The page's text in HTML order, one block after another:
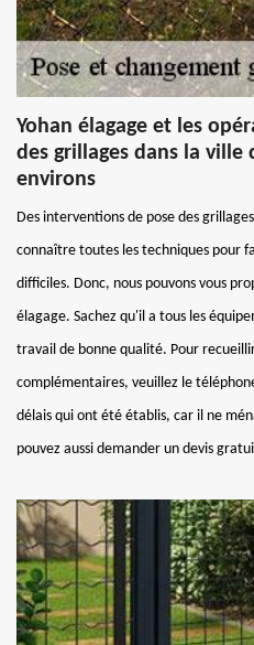
Yohan élagage et les
des grillages dans la ville
environs
Des interventions de pose des
connaître toutes les techniques pour
difficiles. Donc, nous pouvons vous
élagage. Sachez qu'il a tous les
travail de bonne qualité. Pour
complémentaires, veuillez le
délais qui ont été établis, car il ne
pouvez aussi demander un devis